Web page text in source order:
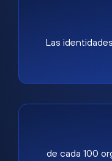
Las
de cada 100